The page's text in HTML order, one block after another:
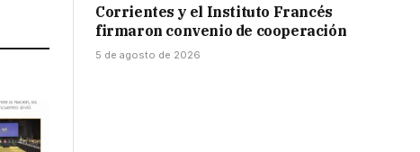
Corrientes y el Instituto Francés
firmaron convenio de cooperación
5 de agosto de 2026